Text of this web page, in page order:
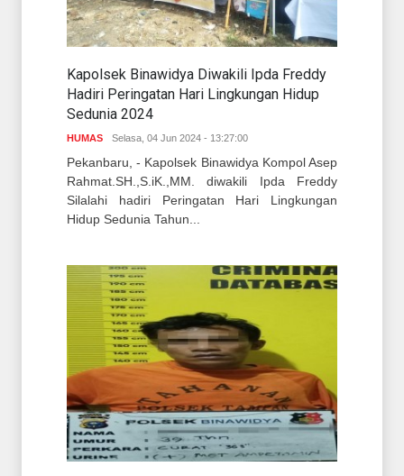
Kapolsek Binawidya Diwakili Ipda Freddy
Hadiri Peringatan Hari Lingkungan Hidup
Sedunia 2024
HUMAS Selasa, 04 Jun 2024 - 13:27:00
Pekanbaru, - Kapolsek Binawidya Kompol Asep
Rahmat.SH.,S.iK.,MM. diwakili Ipda Freddy
Silalahi hadiri Peringatan Hari Lingkungan
Hidup Sedunia Tahun...